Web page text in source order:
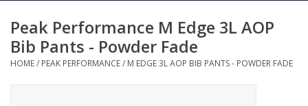
Bootfitting
Onderhoud
Peak Performance M Edge 3L AOP
Bib Pants - Powder Fade
HOME/ PEAK PERFORMANCE/ M EDGE 3L AOP BIB PANTS - POWDER FADE